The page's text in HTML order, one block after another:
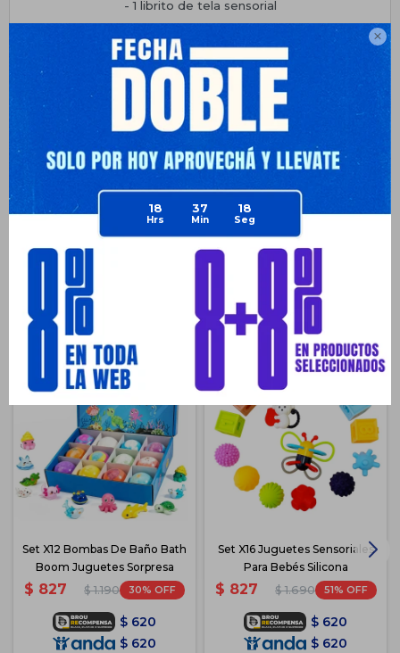

18 37 18
- 1 librito de tela sensorial
• Colchón Baby Splash confeccionado en un material suave
para evitar golpes en la cabeza del bebé y el borde del
baño. Secado rápido.
Planes de cuotas
Envíos
Medios de pago
Productos que te pueden interesar
Set X12 Bombas De Baño Bath
Boom Juguetes Sorpresa
$ 827 $ 1.190 30
$ 620
$ 620
Set X16 Juguetes Sensoriales
Para Bebés Silicona
$ 827 $ 1.690 51
$ 620
$ 620